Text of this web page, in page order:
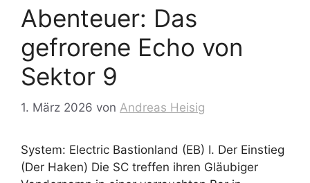
Abenteuer: Das
gefrorene Echo von
Sektor 9
1. März 2026 von Andreas Heisig
System: Electric Bastionland (EB) I. Der Einstieg
(Der Haken) Die SC treffen ihren Gläubiger